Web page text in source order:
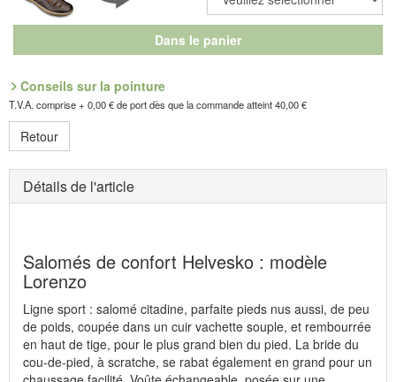
Dans le panier
Conseils sur la pointure
T.V.A. comprise + 0,00 € de port dès que la commande atteint 40,00 €
Retour
Détails de l'article
Salomés de confort Helvesko : modèle
Lorenzo
Ligne sport : salomé citadine, parfaite pieds nus aussi, de peu
de poids, coupée dans un cuir vachette souple, et rembourrée
en haut de tige, pour le plus grand bien du pied. La bride du
cou-de-pied, à scratche, se rabat également en grand pour un